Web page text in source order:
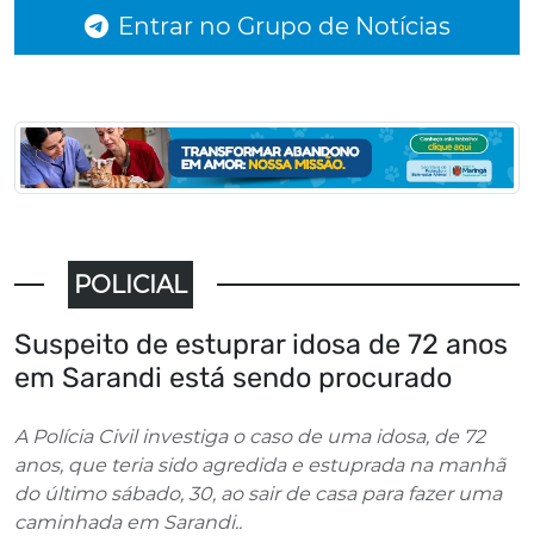
Entrar no Grupo de Notícias
POLICIAL
Suspeito de estuprar idosa de 72 anos
em Sarandi está sendo procurado
A Polícia Civil investiga o caso de uma idosa, de 72
anos, que teria sido agredida e estuprada na manhã
do último sábado, 30, ao sair de casa para fazer uma
caminhada em Sarandi..